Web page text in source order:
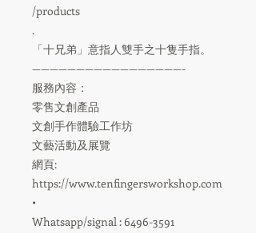
/products
.
「十兄弟」意指人雙手之十隻手指。
—————————————————-
服務內容：
零售文創產品
文創手作體驗工作坊
文藝活動及展覽
網頁:
https://www.tenfingersworkshop.com
•
Whatsapp/signal : 6496-3591